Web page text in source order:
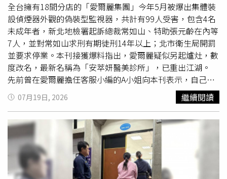
全台擁有18間分店的「愛爾麗集團」今年5月被爆出集體裝
設偵煙器外觀的偽裝型監視器，共計有99人受害，包含4名
未成年者，新北地檢署起訴總裁常如山、特助張元齡在內等
7人，並對常如山求刑有期徒刑14年以上；北市衛生局開罰
並要求停業。本刊接獲爆料指出，愛爾麗疑似另起爐灶，數
度改名，最新名稱為「安萃妍醫美診所」，已重出江湖。
先前曾在愛爾麗擔任客服小編的A小姐向本刊表示，自己在
愛爾麗擔任客服小編約半年時間，並在去年離職，然而在愛
爾麗爆發偷拍事件後，自己偶然在臉書被「無針玻尿酸」的
醫美廣告推播，仔細察看卻發現該間診所主打的美容儀療
程，就是過往愛爾麗強調獨有的「晶瓷鑽療程」，只是名稱
被更改為「無針玻尿酸」，而圖片背景執行的
一身顯眼的愛爾麗紫色制服，當場抓包愛爾麗疑似想重新培
養品牌，重出江湖。從「安萃妍醫美新竹館」的臉書粉專上
可發現，其貼文圖片內右上角還有明顯「愛爾麗」號誌。
07月19日, 2026 繼續閱讀